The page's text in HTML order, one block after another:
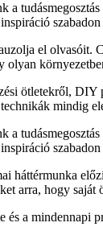
szabadon
el olvasóit.
ötletekről,
mindig
szabadon
háttérmunka
arra, hogy saját
a